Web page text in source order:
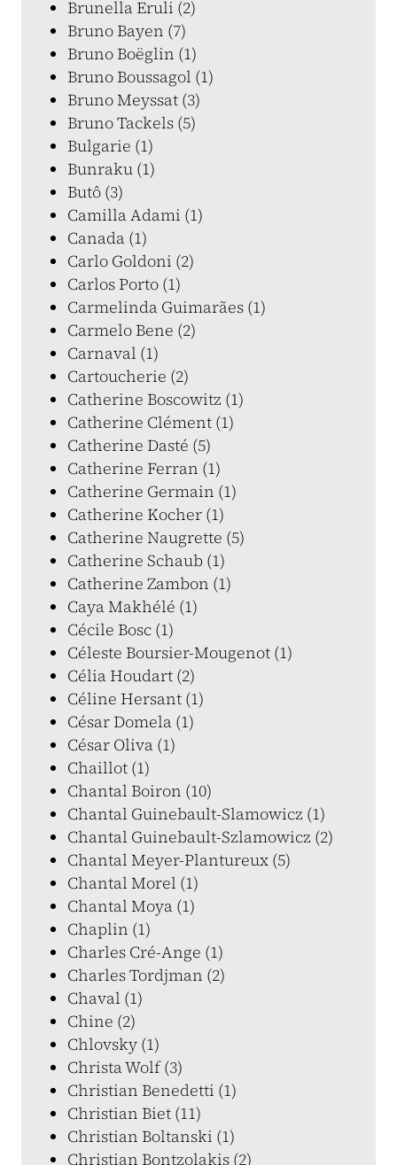
Brunella Eruli (2)
Bruno Bayen (7)
Bruno Boëglin (1)
Bruno Boussagol (1)
Bruno Meyssat (3)
Bruno Tackels (5)
Bulgarie (1)
Bunraku (1)
Butô (3)
Camilla Adami (1)
Canada (1)
Carlo Goldoni (2)
Carlos Porto (1)
Carmelinda Guimarães (1)
Carmelo Bene (2)
Carnaval (1)
Cartoucherie (2)
Catherine Boscowitz (1)
Catherine Clément (1)
Catherine Dasté (5)
Catherine Ferran (1)
Catherine Germain (1)
Catherine Kocher (1)
Catherine Naugrette (5)
Catherine Schaub (1)
Catherine Zambon (1)
Caya Makhélé (1)
Cécile Bosc (1)
Céleste Boursier-Mougenot (1)
Célia Houdart (2)
Céline Hersant (1)
César Domela (1)
César Oliva (1)
Chaillot (1)
Chantal Boiron (10)
Chantal Guinebault-Slamowicz (1)
Chantal Guinebault-Szlamowicz (2)
Chantal Meyer-Plantureux (5)
Chantal Morel (1)
Chantal Moya (1)
Chaplin (1)
Charles Cré-Ange (1)
Charles Tordjman (2)
Chaval (1)
Chine (2)
Chlovsky (1)
Christa Wolf (3)
Christian Benedetti (1)
Christian Biet (11)
Christian Boltanski (1)
Christian Bontzolakis (2)